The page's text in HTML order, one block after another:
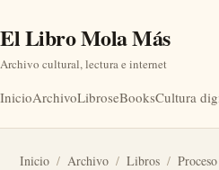
El Libro Mola Más
Archivo cultural, lectura e internet
InicioArchivoLibroseBooksCultura
Inicio / Archivo / Libros /